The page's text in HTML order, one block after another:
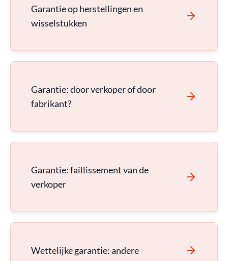
Garantie op herstellingen en
wisselstukken
Garantie: door verkoper of door
fabrikant?
Garantie: faillissement van de
verkoper
Wettelijke garantie: andere